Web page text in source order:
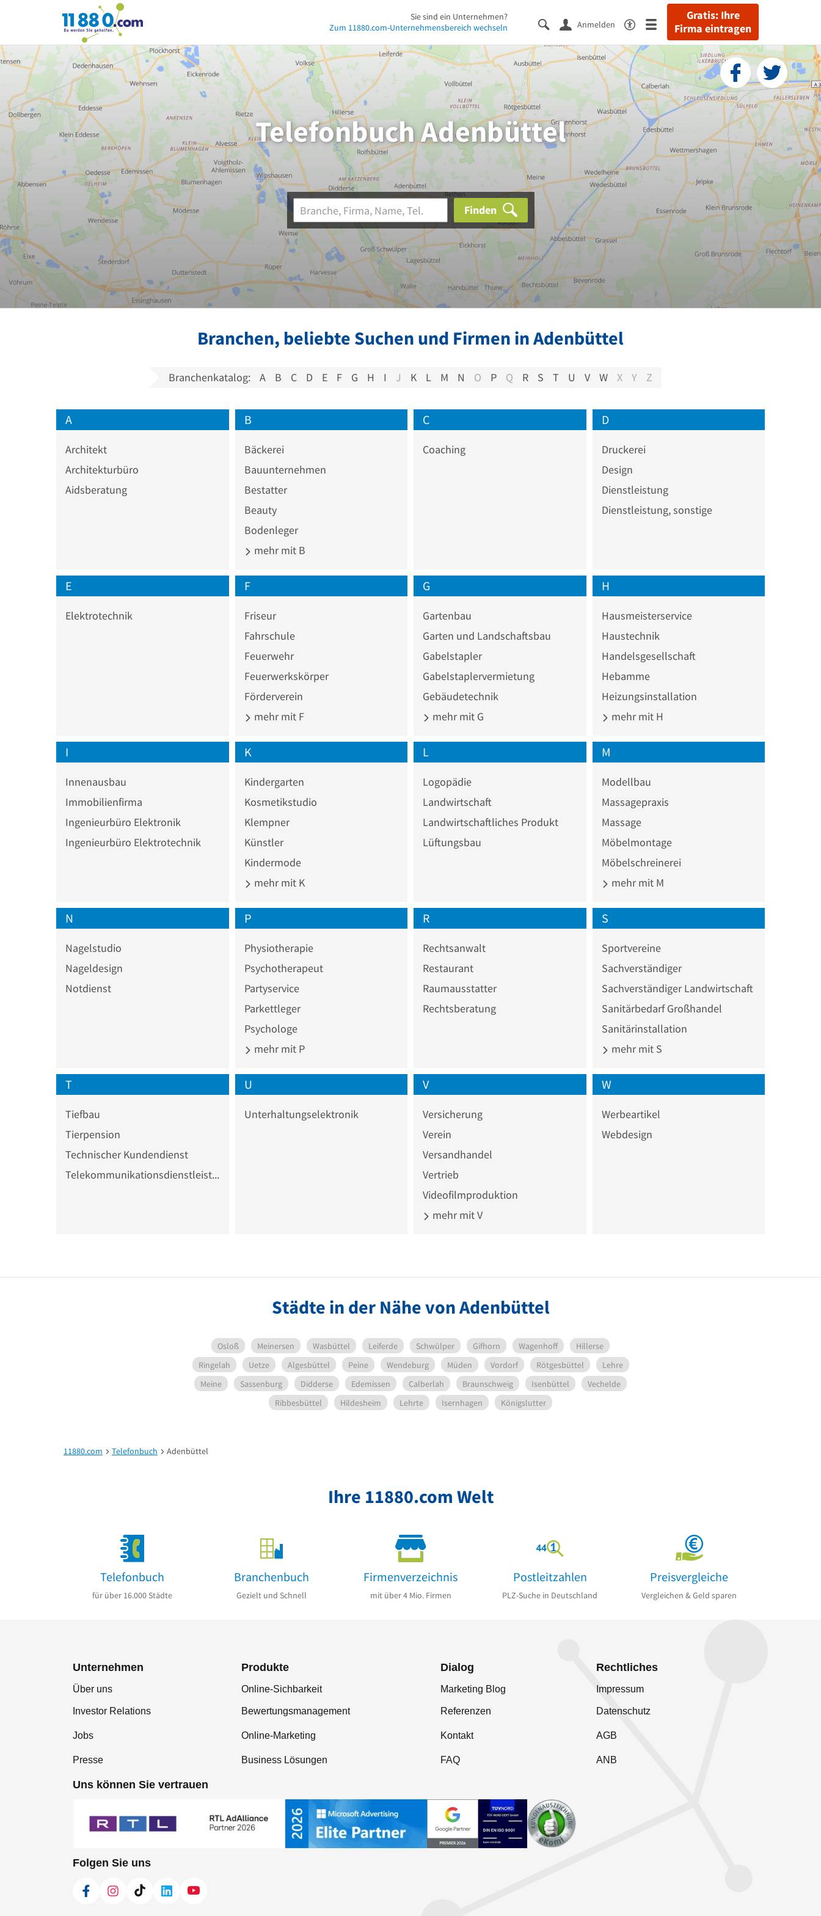
11880.com
Gratis: Ihre
Firma eintragen
Anmelden
Sie sind ein Unternehmen?
Zum 11880.com-Unternehmensbereich wechseln
Telefonbuch Adenbüttel
Finden
Branchen, beliebte Suchen und Firmen in Adenbüttel
Branchenkatalog: A B C D E F G H I J K L M N O P Q R S T U V W X Y Z
A
Architekt
Architekturbüro
Aidsberatung
B
Bäckerei
Bauunternehmen
Bestatter
Beauty
Bodenleger
mehr mit B
C
Coaching
D
Druckerei
Design
Dienstleistung
Dienstleistung, sonstige
E
Elektrotechnik
F
Friseur
Fahrschule
Feuerwehr
Feuerwerkskörper
Förderverein
mehr mit F
G
Gartenbau
Garten und Landschaftsbau
Gabelstapler
Gabelstaplervermietung
Gebäudetechnik
mehr mit G
H
Hausmeisterservice
Haustechnik
Handelsgesellschaft
Hebamme
Heizungsinstallation
mehr mit H
I
Innenausbau
Immobilienfirma
Ingenieurbüro Elektronik
Ingenieurbüro Elektrotechnik
K
Kindergarten
Kosmetikstudio
Klempner
Künstler
Kindermode
mehr mit K
L
Logopädie
Landwirtschaft
Landwirtschaftliches Produkt
Lüftungsbau
M
Modellbau
Massagepraxis
Massage
Möbelmontage
Möbelschreinerei
mehr mit M
N
Nagelstudio
Nageldesign
Notdienst
P
Physiotherapie
Psychotherapeut
Partyservice
Parkettleger
Psychologe
mehr mit P
R
Rechtsanwalt
Restaurant
Raumausstatter
Rechtsberatung
S
Sportvereine
Sachverständiger
Sachverständiger Landwirtschaft
Sanitärbedarf Großhandel
Sanitärinstallation
mehr mit S
T
Tiefbau
Tierpension
Technischer Kundendienst
Telekommunikationsdienstleister
U
Unterhaltungselektronik
V
Versicherung
Verein
Versandhandel
Vertrieb
Videofilmproduktion
mehr mit V
W
Werbeartikel
Webdesign
Städte in der Nähe von Adenbüttel
Osloß Meinersen Wasbüttel Leiferde Schwülper Gifhorn Wagenhoff
Hillerse
Ringelah
Uetze Algesbüttel Peine Wendeburg Müden Vordorf Rötgesbüttel
Lehre
Meine
Sassenburg Didderse Edemissen Calberlah Braunschweig Isenbüttel
Vechelde
Ribbesbüttel
Hildesheim Lehrte Isernhagen Königslutter
11880.com Telefonbuch Adenbüttel
Ihre 11880.com Welt
Telefonbuch
für über 16.000 Städte
Branchenbuch
Gezielt und Schnell
Firmenverzeichnis
mit über 4 Mio. Firmen
Postleitzahlen
PLZ-Suche in Deutschland
Preisvergleiche
Vergleichen & Geld sparen
Unternehmen
Über uns
Investor Relations
Jobs
Presse
Produkte
Online-Sichbarkeit
Bewertungsmanagement
Online-Marketing
Business Lösungen
Dialog
Marketing Blog
Referenzen
Kontakt
FAQ
Rechtliches
Impressum
Datenschutz
AGB
ANB
Uns können Sie vertrauen
Folgen Sie uns